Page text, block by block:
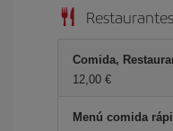
Restaurantes
Comida,
12,00
Menú comida